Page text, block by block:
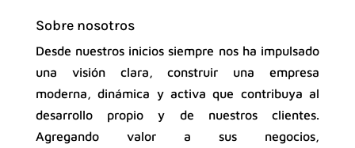
Sobre nosotros
Desde nuestros inicios siempre nos ha impulsado
una visión clara, construir una empresa
moderna, dinámica y activa que contribuya al
desarrollo propio y de nuestros clientes.
Agregando valor a sus negocios,